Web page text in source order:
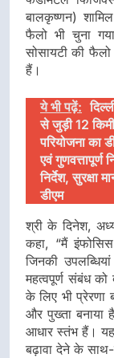
बालकृष्णन)
फैलो भी चुना
सोसायटी की फैलो
हैं।
ये भी पढ़ें:
से जुड़ी 12
परियोजना का
एवं गुणवत्तापूर्ण
निर्देश, सुरक्षा
डीएम
श्री के दिनेश,
कहा, “मैं
जिनकी
महत्वपूर्ण संबंध को
के लिए भी प्रेरणा
और पुख्ता बनाया
आधार स्तंभ हैं। यह
बढ़ावा देने के साथ-